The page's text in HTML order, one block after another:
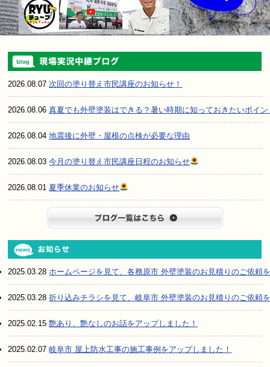
2026.08.07次回の塗り替え市民講座のお知らせ！
2026.08.06真夏でも外壁塗装はできる？暑い時期に知っておきたいポイン
2026.08.04地震後に外壁・屋根の点検が必要な理由
2026.08.03今月の塗り替え市民講座日程のお知らせ
2026.08.01 夏季休業のお知らせ
2025.03.28ホームページを見て、各務原市 外壁塗装のお見積りのご依頼
2025.03.28折り込みチラシを見て、岐阜市 外壁塗装のお見積りのご依頼
2025.02.15艶あり、艶なしのお話をアップしました！
2025.02.07岐阜市 屋上防水工事の施工事例をアップしました！